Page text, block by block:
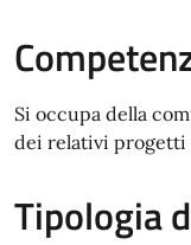
Si occupa della
dei relativi progetti
Tipologia